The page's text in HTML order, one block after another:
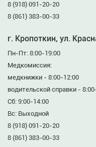
8 (918) 091-20-20
8 (861) 383-00-33
г. Кропоткин, ул.
Пн-Пт: 8:00-19:00
Медкомиссия:
медкнижки - 8:00-12:00
водительской справки -
Сб: 9:00-14:00
Вс: Выходной
8 (918) 091-20-20
8 (861) 383-00-33